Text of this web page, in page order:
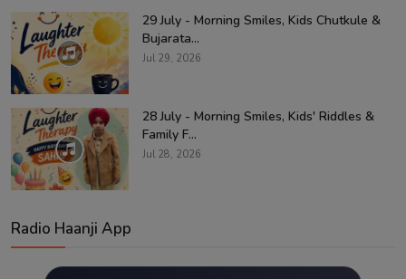
29 July - Morning Smiles, Kids Chutkule &
Bujarata...
Jul 29, 2026
28 July - Morning Smiles, Kids' Riddles &
Family F...
Jul 28, 2026
Radio Haanji App